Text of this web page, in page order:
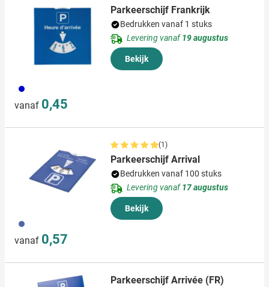
005
vanaf 0,45
Parkeerschijf Frankrijk
Bedrukken vanaf 1 stuks
Levering vanaf19 augustus
Bekijk
005
vanaf 0,57
(1)
Parkeerschijf Arrival
Bedrukken vanaf 100 stuks
Levering vanaf17 augustus
Bekijk
Parkeerschijf Arrivée (FR)